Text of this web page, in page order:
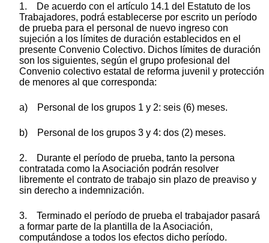
1. De acuerdo con el artículo 14.1 del Estatuto de los
Trabajadores, podrá establecerse por escrito un período
de prueba para el personal de nuevo ingreso con
sujeción a los límites de duración establecidos en el
presente Convenio Colectivo. Dichos límites de duración
son los siguientes, según el grupo profesional del
Convenio colectivo estatal de reforma juvenil y protección
de menores al que corresponda:
a) Personal de los grupos 1 y 2: seis (6) meses.
b) Personal de los grupos 3 y 4: dos (2) meses.
2. Durante el período de prueba, tanto la persona
contratada como la Asociación podrán resolver
libremente el contrato de trabajo sin plazo de preaviso y
sin derecho a indemnización.
3. Terminado el período de prueba el trabajador pasará
a formar parte de la plantilla de la Asociación,
computándose a todos los efectos dicho período.